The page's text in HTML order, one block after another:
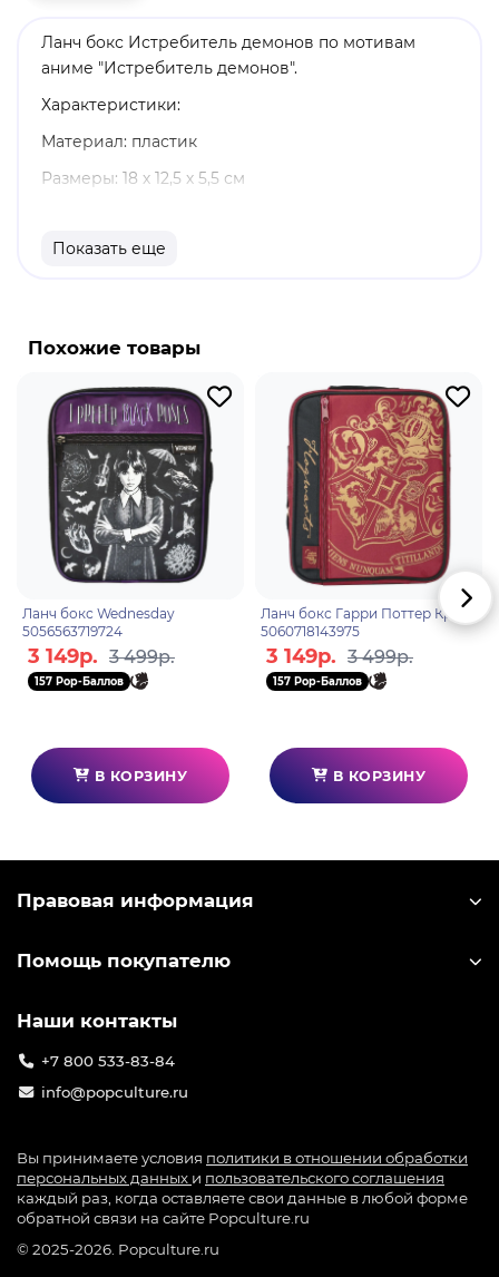
Ланч бокс Истребитель демонов по мотивам
аниме "Истребитель демонов".
Характеристики:
Материал: пластик
Размеры: 18 х 12,5 х 5,5 см
Танджиро Камадо - главный герой манги и аниме
превращение его сестры в демона.
Незуко Камадо - младшая сестра Танджиро. Она
была превращена в демона Мудзаном
Кибуцуджи.
Показать еще
Похожие товары
Ланч бокс Wednesday
5056563719724
3 149р. 3 499р.
157 Pop-Баллов
В КОРЗИНУ
Ланч бокс Гарри Поттер Крест
5060718143975
3 149р. 3 499р.
157 Pop-Баллов
В КОРЗИНУ
Правовая информация
Помощь покупателю
Наши контакты
+7 800 533-83-84
info@popculture.ru
Вы принимаете условия политики в отношении обработки
персональных данных и пользовательского соглашения
каждый раз, когда оставляете свои данные в любой форме
обратной связи на сайте Popculture.ru
© 2025-2026. Popculture.ru